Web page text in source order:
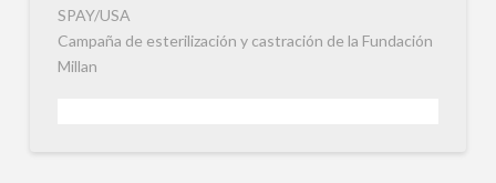
SPAY/USA
Campaña de esterilización y castración de la Fundación
Millan